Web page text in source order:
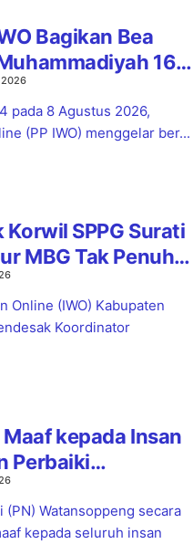
Bagikan Bea
16
2026
pada 8 Agustus 2026,
(PP IWO) menggelar ber...
Korwil SPPG Surati
MBG Tak Penuhi
Online (IWO) Kabupaten
Koordinator
kepada Insan
Perbaiki
(PN) Watansoppeng secara
kepada seluruh insan